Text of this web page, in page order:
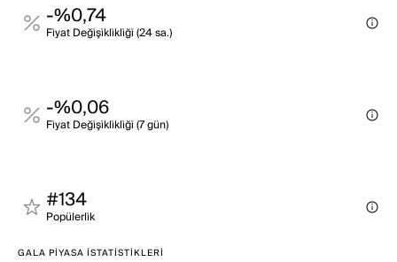
-%0,74
Fi̇yat Deği̇şi̇kli̇kli̇ği̇ (24 sa.)
-%0,06
Fi̇yat Deği̇şi̇kli̇kli̇ği̇ (7 gün)
#134
Popülerli̇k
GALA PIYASA İSTATISTIKLERI